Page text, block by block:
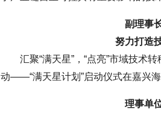
副理事
努力打造
汇聚“满天星”，“点亮”市域技术
动——“满天星计划”启动仪式在嘉兴海
理事单